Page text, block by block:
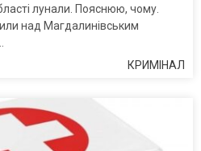
лунали. Пояснюю, чому.
над Магдалинівським
КРИМІНАЛ